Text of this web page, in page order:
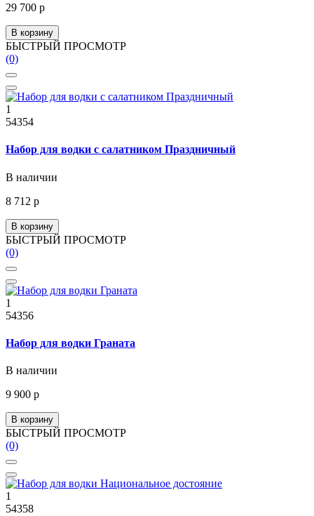
29 700 р
В корзину
БЫСТРЫЙ ПРОСМОТР
(0)
1
54354
Набор для водки с салатником Праздничный
В наличии
8 712 р
В корзину
БЫСТРЫЙ ПРОСМОТР
(0)
1
54356
Набор для водки Граната
В наличии
9 900 р
В корзину
БЫСТРЫЙ ПРОСМОТР
(0)
1
54358